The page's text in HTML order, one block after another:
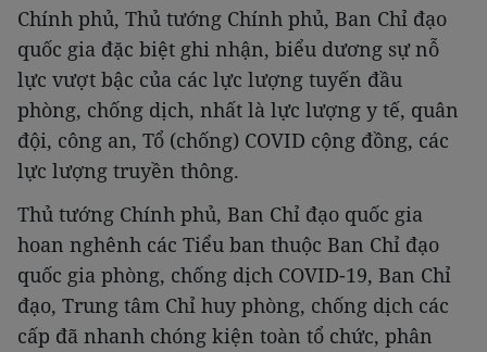
Chính phủ, Thủ tướng Chính phủ, Ban Chỉ đạo
quốc gia đặc biệt ghi nhận, biểu dương sự nỗ
lực vượt bậc của các lực lượng tuyến đầu
phòng, chống dịch, nhất là lực lượng y tế, quân
đội, công an, Tổ (chống) COVID cộng đồng, các
lực lượng truyền thông.
Thủ tướng Chính phủ, Ban Chỉ đạo quốc gia
hoan nghênh các Tiểu ban thuộc Ban Chỉ đạo
quốc gia phòng, chống dịch COVID-19, Ban Chỉ
đạo, Trung tâm Chỉ huy phòng, chống dịch các
cấp đã nhanh chóng kiện toàn tổ chức, phân